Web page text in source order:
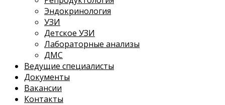
Эндокринология
УЗИ
Детское УЗИ
Лабораторные анализы
ДМС
Ведущие специалисты
Документы
Вакансии
Контакты